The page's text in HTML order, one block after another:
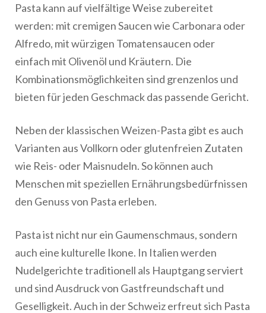
Pasta kann auf vielfältige Weise zubereitet
werden: mit cremigen Saucen wie Carbonara oder
Alfredo, mit würzigen Tomatensaucen oder
einfach mit Olivenöl und Kräutern. Die
Kombinationsmöglichkeiten sind grenzenlos und
bieten für jeden Geschmack das passende Gericht.
Neben der klassischen Weizen-Pasta gibt es auch
Varianten aus Vollkorn oder glutenfreien Zutaten
wie Reis- oder Maisnudeln. So können auch
Menschen mit speziellen Ernährungsbedürfnissen
den Genuss von Pasta erleben.
Pasta ist nicht nur ein Gaumenschmaus, sondern
auch eine kulturelle Ikone. In Italien werden
Nudelgerichte traditionell als Hauptgang serviert
und sind Ausdruck von Gastfreundschaft und
Geselligkeit. Auch in der Schweiz erfreut sich Pasta